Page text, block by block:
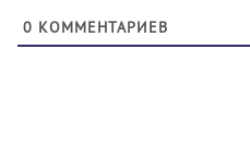
0 КОММЕНТАРИЕВ